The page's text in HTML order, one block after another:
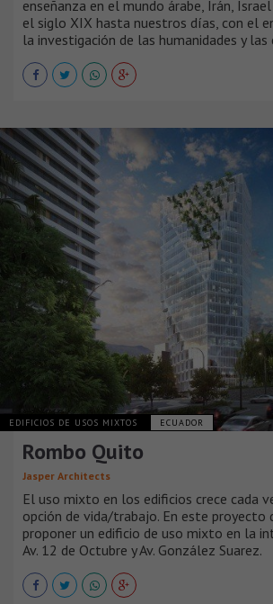
enseñanza en el mundo árabe, Irán,
el siglo XIX hasta nuestros días, con el
la investigación de las humanidades y las
EDIFICIOS DE USOS MIXTOS ECUADOR
Rombo Quito
Jasper Architects
El uso mixto en los edificios crece cada
opción de vida/trabajo. En este proyecto
proponer un edificio de uso mixto en la
Av. 12 de Octubre y Av. González Suarez.